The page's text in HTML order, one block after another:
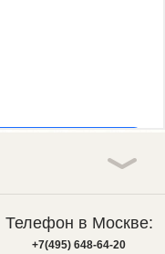
Телефон в Москве:
+7(495) 648-64-20